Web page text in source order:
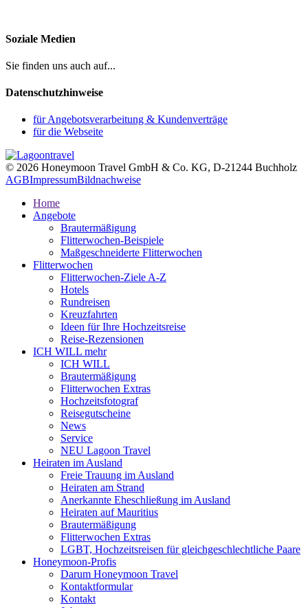
Soziale Medien
Sie finden uns auch auf...
Datenschutzhinweise
für Angebotsverarbeitung & Kundenverträge
für die Webseite
© 2026 Honeymoon Travel GmbH & Co. KG, D-21244 Buchholz
AGBImpressumBildnachweise
Home
Angebote
Brautermäßigung
Flitterwochen-Beispiele
Maßgeschneiderte Flitterwochen
Flitterwochen
Flitterwochen-Ziele A-Z
Hotels
Rundreisen
Kreuzfahrten
Ideen für Ihre Hochzeitsreise
Reise-Rezensionen
ICH WILL mehr
ICH WILL
Brautermäßigung
Flitterwochen Extras
Hochzeitsfotograf
Reisegutscheine
News
Service
NEU Lagoon Travel
Heiraten im Ausland
Freie Trauung im Ausland
Heiraten am Strand
Anerkannte Eheschließung im Ausland
Heiraten auf Mauritius
Brautermäßigung
Flitterwochen Extras
LGBT, Hochzeitsreisen für gleichgeschlechtliche Paare
Honeymoon-Profis
Darum Honeymoon Travel
Kontaktformular
Kontakt